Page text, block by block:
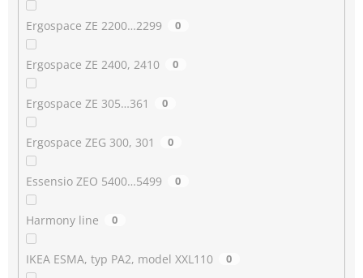
Ergospace ZE 2200…2299 0
Ergospace ZE 2400, 2410 0
Ergospace ZE 305…361 0
Ergospace ZEG 300, 301 0
Essensio ZEO 5400…5499 0
Harmony line 0
IKEA ESMA, typ PA2, model XXL110 0